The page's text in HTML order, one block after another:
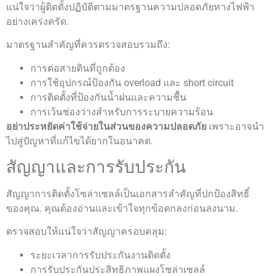
แน่ใจว่าผู้ติดตั้งปฏิบัติตามมาตรฐานความปลอดภัยทางไฟฟ้า
อย่างเคร่งครัด.
มาตรฐานสำคัญที่ควรตรวจสอบรวมถึง:
การต่อสายดินที่ถูกต้อง
การใช้อุปกรณ์ป้องกัน overload และ short circuit
การติดตั้งที่ป้องกันน้ำฝนและความชื้น
การเว้นช่องว่างสำหรับการระบายความร้อน
อย่าประหยัดค่าใช้จ่ายในส่วนของความปลอดภัย เพราะอาจนำ
ไปสู่ปัญหาที่แก้ไขได้ยากในอนาคต.
สัญญาและการรับประกัน
สัญญาการติดตั้งโซล่าเซลล์เป็นเอกสารสำคัญที่ปกป้องสิทธิ์
ของคุณ. คุณต้องอ่านและเข้าใจทุกข้อตกลงก่อนลงนาม.
ตรวจสอบให้แน่ใจว่าสัญญาครอบคลุม:
ระยะเวลาการรับประกันงานติดตั้ง
การรับประกันประสิทธิภาพแผงโซล่าเซลล์